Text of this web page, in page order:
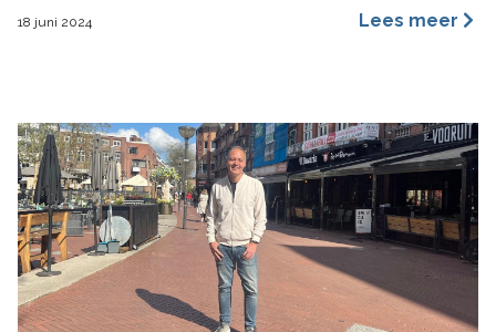
verschillende invalshoeken. In deze blog benoem ik de
18 juni 2024 Lees meer